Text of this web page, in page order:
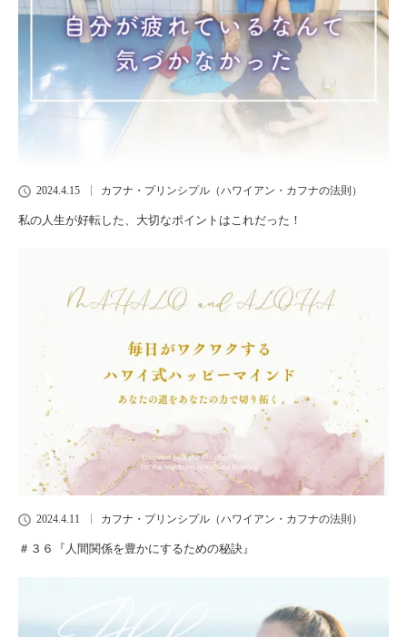
2024.4.15 カフナ・プリンシプル（ハワイアン・カフナの法則）
私の人生が好転した、大切なポイントはこれだった！
2024.4.11 カフナ・プリンシプル（ハワイアン・カフナの法則）
＃３６『人間関係を豊かにするための秘訣』